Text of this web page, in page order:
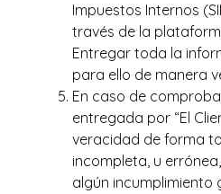
Impuestos Internos
través de la
Entregar toda la
para ello de manera
En caso de
entregada por “El
veracidad de forma
incompleta, u
algún incumplimiento